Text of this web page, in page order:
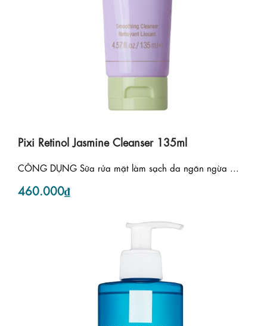
Pixi Retinol Jasmine Cleanser 135ml
CÔNG DỤNG Sữa rửa mặt làm sạch da ngăn ngừa ...
460.000₫